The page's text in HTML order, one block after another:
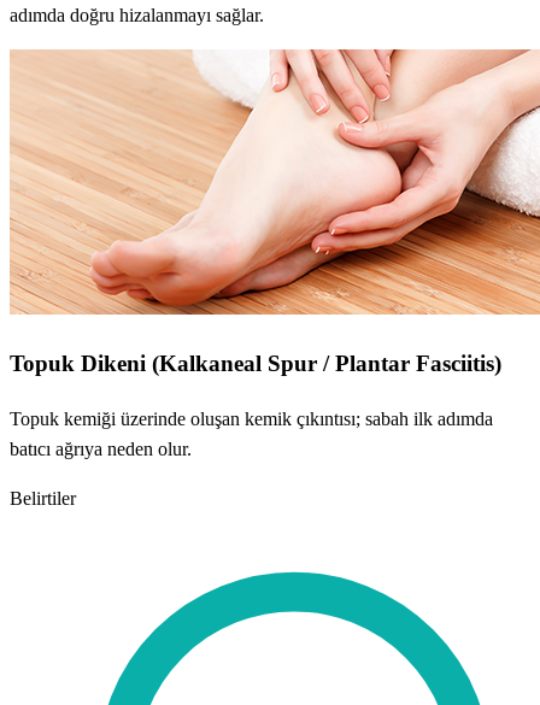
adımda doğru hizalanmayı sağlar.
Topuk Dikeni (Kalkaneal Spur / Plantar Fasciitis)
Topuk kemiği üzerinde oluşan kemik çıkıntısı; sabah ilk adımda
batıcı ağrıya neden olur.
Belirtiler